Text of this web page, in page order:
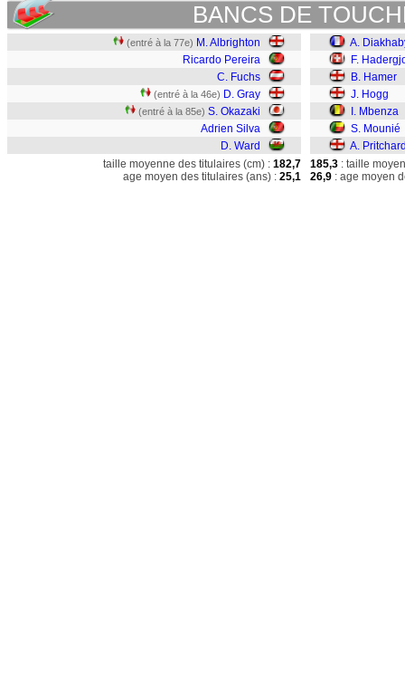
BANCS DE
(entré à la 77e) M. Albrighton
Ricardo Pereira
C. Fuchs
(entré à la 46e) D. Gray
(entré à la 85e) S. Okazaki
Adrien Silva
D. Ward
A.
F.
B. Hamer
J. Hogg
I. Mbenza
S. Mounié
A.
taille moyenne des titulaires (cm) : 182,7
age moyen des titulaires (ans) : 25,1
185,3 : taille
26,9 : age moyen